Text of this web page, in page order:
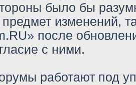
было бы
предмет изменений,
после
с ними.
работают под